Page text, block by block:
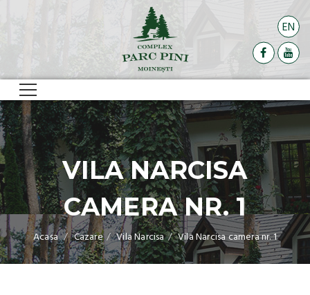
EN
VILA NARCISA
CAMERA NR. 1
Acasa Cazare Vila Narcisa Vila Narcisa camera nr. 1